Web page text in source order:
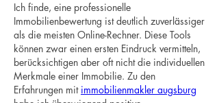
Ich finde, eine professionelle
Immobilienbewertung ist deutlich zuverlässiger
als die meisten Online-Rechner. Diese Tools
können zwar einen ersten Eindruck vermitteln,
berücksichtigen aber oft nicht die individuellen
Merkmale einer Immobilie. Zu den
Erfahrungen mit immobilienmakler augsburg